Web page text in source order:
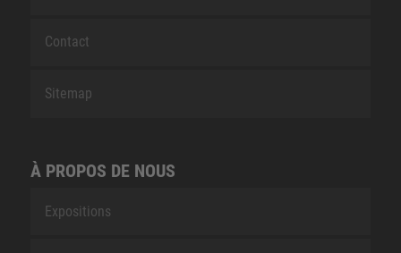
Contact
Sitemap
À PROPOS DE NOUS
Expositions